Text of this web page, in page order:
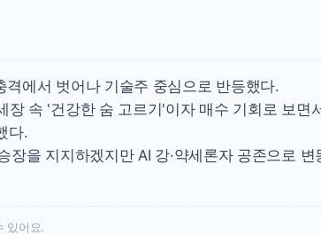
용산공원·그린벨트로 또
에서 벗어나 기술주 중심으로 반등했다.
장 속 '건강한 숨 고르기'이자 매수 기회로 보면
다.
장을 지지하겠지만 AI 강·약세론자 공존으로 변
있어요.